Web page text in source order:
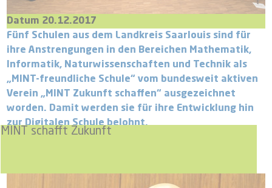
MINT schafft Zukunft
Datum 20.12.2017
Fünf Schulen aus dem Landkreis Saarlouis sind für
ihre Anstrengungen in den Bereichen Mathematik,
Informatik, Naturwissenschaften und Technik als
„MINT-freundliche Schule“ vom bundesweit aktiven
Verein „MINT Zukunft schaffen“ ausgezeichnet
worden. Damit werden sie für ihre Entwicklung hin
zur Digitalen Schule belohnt.